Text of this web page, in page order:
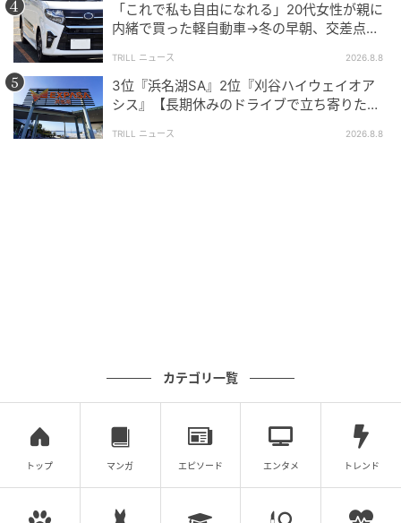
集中したいときやリラックス時に！洗って繰り
返し使えて経済的◎
サイズ感は少し大きめで、耳にしっかりとした「入っ
ている感」があります。好みが分かれる部分ですが、
このタイプを初めて試す方にとっては、110円（税
込）で気軽に入手できるのは大きなメリットです。
「これで私も自由になれる」20代女性が親に
内緒で買った軽自動車→冬の早朝、交差点で
TRILL ニュース 2026.8.8
3位『浜名湖SA』2位『刈谷ハイウェイオア
シス』【長期休みのドライブで立ち寄りたい
実」
TRILL ニュース 2026.8.8
カテゴリ一覧
トップ マンガ エピソード エンタメ トレンド